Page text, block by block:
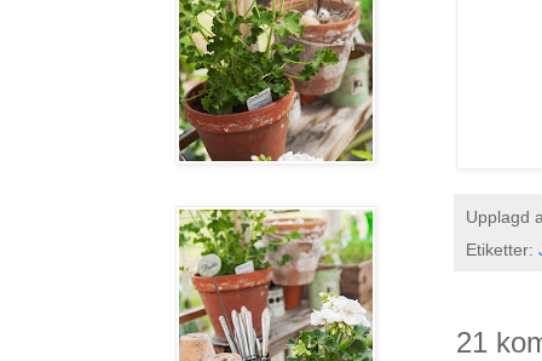
Upplagd
Etiketter:
21